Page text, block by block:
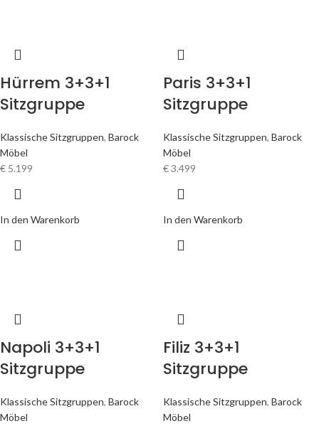
Hürrem 3+3+1
Sitzgruppe
Klassische Sitzgruppen, Barock
Möbel
€ 5.199
In den Warenkorb
Paris 3+3+1
Sitzgruppe
Klassische Sitzgruppen, Barock
Möbel
€3.499
In den Warenkorb
Napoli 3+3+1
Sitzgruppe
Klassische Sitzgruppen, Barock
Möbel
Filiz 3+3+1
Sitzgruppe
Klassische Sitzgruppen, Barock
Möbel